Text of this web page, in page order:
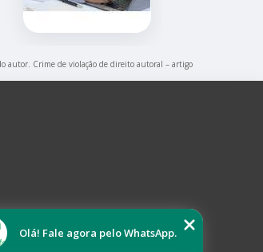
autor. Crime de violação de direito autoral – artigo
Olá! Fale agora pelo WhatsApp.